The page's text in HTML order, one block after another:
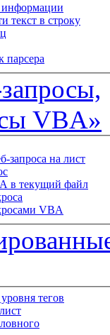
информации
текст в строку
парсера
VBA»
запроса на лист
в текущий файл
VBA
тегов